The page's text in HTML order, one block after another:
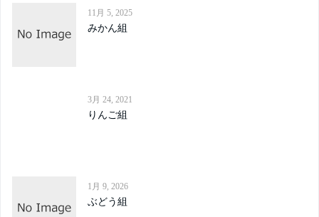
11月 5, 2025
みかん組
3月 24, 2021
りんご組
1月 9, 2026
ぶどう組